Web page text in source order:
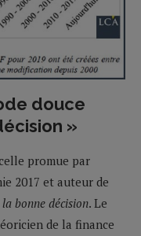
douce
»
promue par
2017 et auteur de
bonne décision. Le
de la finance